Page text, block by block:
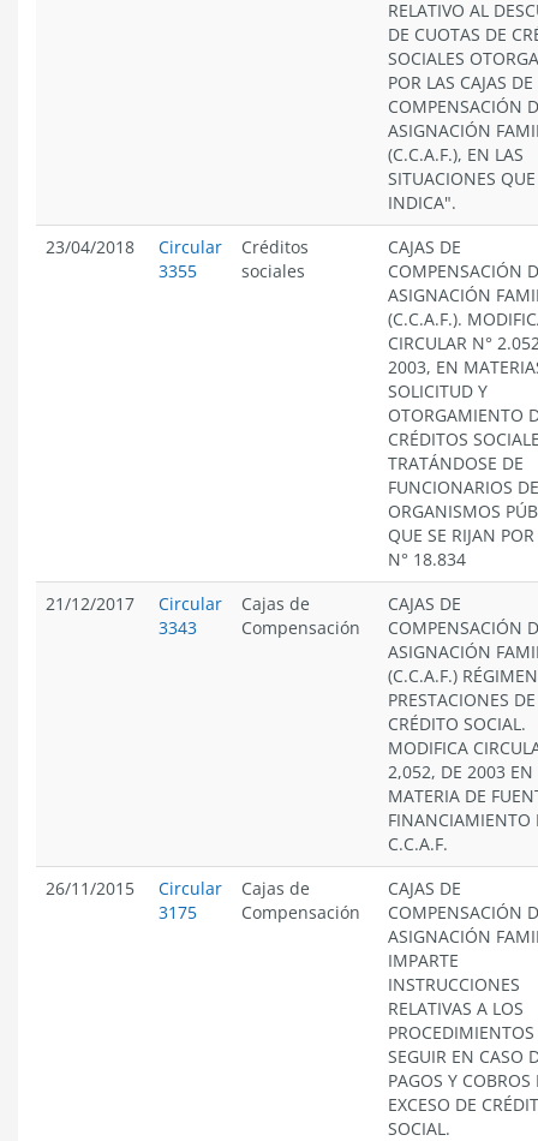
RELATIVO AL
DE CUOTAS DE
SOCIALES
POR LAS CAJAS DE
COMPENSACIÓN
ASIGNACIÓN
(C.C.A.F.), EN LAS
SITUACIONES QUE
INDICA".
23/04/2018
Circular
3355
Créditos
sociales
CAJAS DE
COMPENSACIÓN
ASIGNACIÓN
(C.C.A.F.).
CIRCULAR N°
2003, EN
SOLICITUD Y
OTORGAMIENTO
CRÉDITOS
TRATÁNDOSE DE
FUNCIONARIOS DE
ORGANISMOS
QUE SE RIJAN
N° 18.834
21/12/2017
Circular
3343
Cajas de
Compensación
CAJAS DE
COMPENSACIÓN
ASIGNACIÓN
(C.C.A.F.)
PRESTACIONES DE
CRÉDITO SOCIAL.
MODIFICA
2,052, DE 2003 EN
MATERIA DE
FINANCIAMIENTO
C.C.A.F.
26/11/2015
Circular
3175
Cajas de
Compensación
CAJAS DE
COMPENSACIÓN
ASIGNACIÓN
IMPARTE
INSTRUCCIONES
RELATIVAS A LOS
SEGUIR EN CASO
PAGOS Y COBROS
EXCESO DE
SOCIAL.